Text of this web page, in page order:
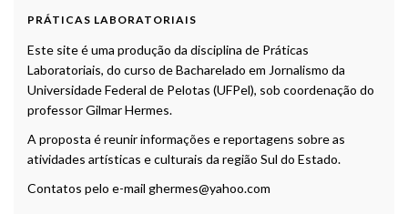
PRÁTICAS LABORATORIAIS
Este site é uma produção da disciplina de Práticas
Laboratoriais, do curso de Bacharelado em Jornalismo da
Universidade Federal de Pelotas (UFPel), sob coordenação do
professor Gilmar Hermes.
A proposta é reunir informações e reportagens sobre as
atividades artísticas e culturais da região Sul do Estado.
Contatos pelo e-mail ghermes@yahoo.com